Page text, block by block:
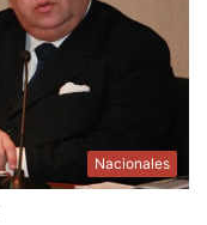
Nacionales